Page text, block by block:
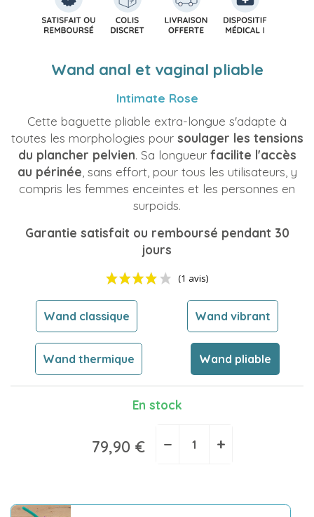
Wand anal et vaginal pliable
Intimate Rose
Cette baguette pliable extra-longue s'adapte à
toutes les morphologies pour soulager les tensions
du plancher pelvien. Sa longueur facilite l'accès
au périnée , sans effort, pour tous les utilisateurs, y
compris les femmes enceintes et les personnes en
surpoids.
Garantie satisfait ou remboursé pendant 30
jours
Wand classique Wand vibrant
Wand thermique Wand pliable
En stock
79,90 € − +